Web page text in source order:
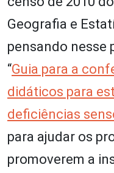
Geografia e
pensando nesse
“Guia para a
didáticos para
deficiências
para ajudar os
promoverem a